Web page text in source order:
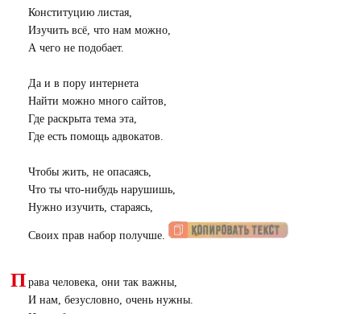
Конституцию листая,
Изучить всё, что нам можно,
А чего не подобает.
Да и в пору интернета
Найти можно много сайтов,
Где раскрыта тема эта,
Где есть помощь адвокатов.
Чтобы жить, не опасаясь,
Что ты что-нибудь нарушишь,
Нужно изучить, стараясь,
Своих прав набор получше.
П рава человека, они так важны,
И нам, безусловно, очень нужны.